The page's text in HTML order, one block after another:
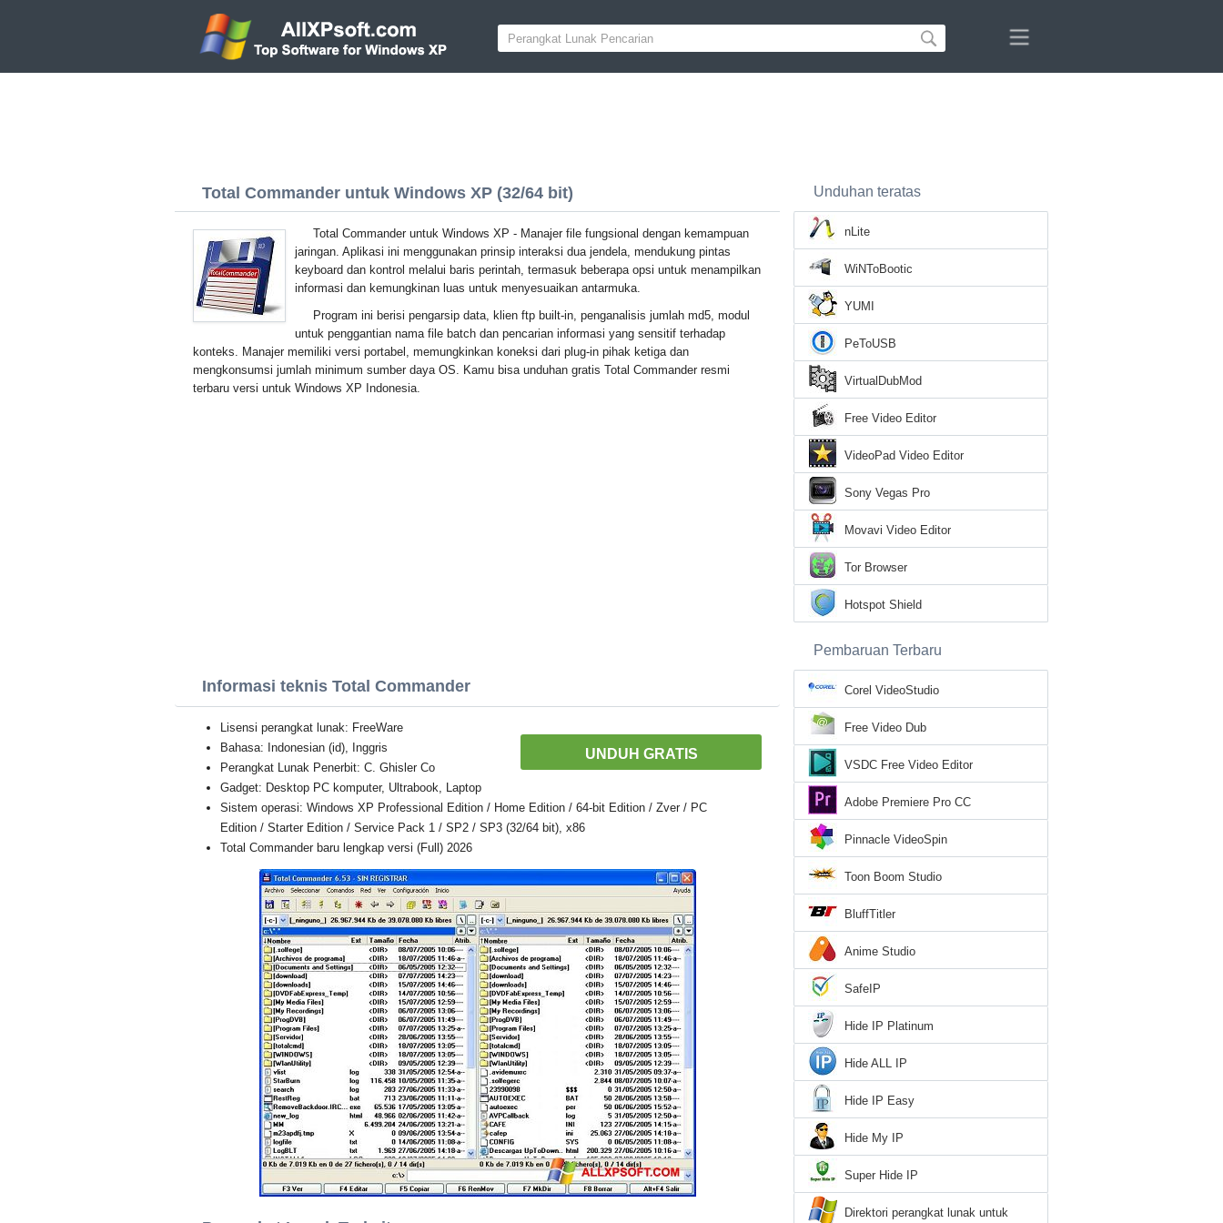
Total Commander untuk Windows XP (32/64 bit)
Total Commander untuk Windows XP - Manajer file fungsional dengan kemampuan
jaringan. Aplikasi ini menggunakan prinsip interaksi dua jendela, mendukung pintas
keyboard dan kontrol melalui baris perintah, termasuk beberapa opsi untuk menampilkan
informasi dan kemungkinan luas untuk menyesuaikan antarmuka.
Program ini berisi pengarsip data, klien ftp built-in, penganalisis jumlah md5, modul
untuk penggantian nama file batch dan pencarian informasi yang sensitif terhadap
konteks. Manajer memiliki versi portabel, memungkinkan koneksi dari plug-in pihak ketiga dan
mengkonsumsi jumlah minimum sumber daya OS. Kamu bisa unduhan gratis Total Commander resmi
terbaru versi untuk Windows XP Indonesia.
Informasi teknis Total Commander
UNDUH GRATIS
Lisensi perangkat lunak: FreeWare
Bahasa: Indonesian (id), Inggris
Perangkat Lunak Penerbit: C. Ghisler Co
Gadget: Desktop PC komputer, Ultrabook, Laptop
Sistem operasi: Windows XP Professional Edition / Home Edition / 64-bit Edition / Zver / PC
Edition / Starter Edition / Service Pack 1 / SP2 / SP3 (32/64 bit), x86
Total Commander baru lengkap versi (Full) 2026
Unduhan teratas
nLite
WiNToBootic
YUMI
PeToUSB
VirtualDubMod
Free Video Editor
VideoPad Video Editor
Sony Vegas Pro
Movavi Video Editor
Tor Browser
Hotspot Shield
Pembaruan Terbaru
Corel VideoStudio
Free Video Dub
VSDC Free Video Editor
Adobe Premiere Pro CC
Pinnacle VideoSpin
Toon Boom Studio
BluffTitler
Anime Studio
SafeIP
Hide IP Platinum
Hide ALL IP
Hide IP Easy
Hide My IP
Super Hide IP
Direktori perangkat lunak untuk